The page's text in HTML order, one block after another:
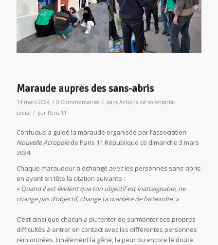
Maraude auprès des sans-abris
14 mars 2024 / 0 Commentaires / dans Actions de volontariat
social / par Paris 11
Confucius a guidé la maraude organisée par l’association
Nouvelle Acropolede Paris 11 République ce dimanche 3 mars
2024.
Chaque maraudeur a échangé avec les personnes sans-abris
en ayant en tête la citation suivante :
« Quand il est évident que ton objectif est inatteignable, ne
change pas d’objectif, change ta manière de l’atteindre. »
C’est ainsi que chacun a pu tenter de surmonter ses propres
difficultés à entrer en contact avec les différentes personnes
rencontrées. Finalement la gêne, la peur ou encore le doute